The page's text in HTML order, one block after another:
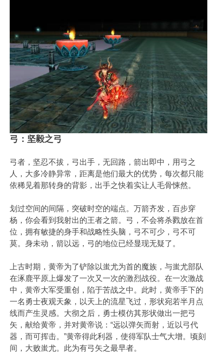
弓：坚毅之弓
弓者，坚忍不拔，弓出手，无回路，箭出即中，用弓之
人，大多冷静异常，距离是他们最大的优势，每次都只能
依稀见着那转身的背影，出手之快着实让人毛骨悚然。
划过空间的间隔，突破时空的端点。万箭齐发，百步穿
杨，你会看到我射出的王者之箭。弓，不会将杀戮放在首
位，拥有敏捷的身手和战略性头脑，弓不可少，弓不可
莫。身未动，箭以远，弓的地位已经显现无疑了。
上古时期，黄帝为了铲除以蚩尤为首的魔族，与蚩尤部队
在涿鹿平原上爆发了一次又一次的激烈战役。在一次激战
中，黄帝大军受重创，陷于苦战之中。此时，黄帝手下的
一名勇士夜观天象，以天上的流星飞过，形状宛若半月点
线而产生灵感。大彻之后，勇士模仿其形状做出一把弓
矢，献给黄帝，并对黄帝说：“远以弹矢而射，近以弓代
器，而可挥击。”黄帝得此利器，使得军队士气大增。顷刻
间，大败蚩尤。此为有弓矢之最早者。